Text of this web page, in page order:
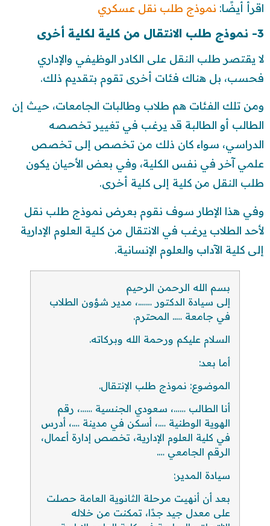
اقرأ أيضًا: نموذج طلب نقل عسكري
3- نموذج طلب الانتقال من كلية لكلية أخرى
لا يقتصر طلب النقل على الكادر الوظيفي والإداري
فحسب، بل هناك فئات أخرى تقوم بتقديم ذلك.
ومن تلك الفئات هم طلاب وطالبات الجامعات، حيث إن
الطالب أو الطالبة قد يرغب في تغيير تخصصه
الدراسي، سواء كان ذلك من تخصص إلى تخصص
علمي آخر في نفس الكلية، وفي بعض الأحيان يكون
طلب النقل من كلية إلى كلية أخرى.
وفي هذا الإطار سوف نقوم بعرض نموذج طلب نقل
لأحد الطلاب يرغب في الانتقال من كلية العلوم الإدارية
إلى كلية الآداب والعلوم الإنسانية.
بسم الله الرحمن الرحيم
إلى سيادة الدكتور …….، مدير شؤون الطلاب
في جامعة ….. المحترم.
السلام عليكم ورحمة الله وبركاته.
أما بعد:
الموضوع: نموذج طلب الإنتقال.
أنا الطالب ……، سعودي الجنسية ……، رقم
الهوية الوطنية ….، أسكن في مدينة ….، أدرس
في كلية العلوم الإدارية، تخصص إدارة أعمال،
الرقم الجامعي ….
سيادة المدير:
بعد أن أنهيت مرحلة الثانوية العامة حصلت
على معدل جيد جدًا، تمكنت من خلاله